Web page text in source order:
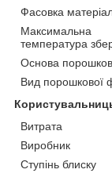
Фасовка
Максимальна
температура
Основа
Вид порошкової
Витрата
Виробник
Ступінь блиску